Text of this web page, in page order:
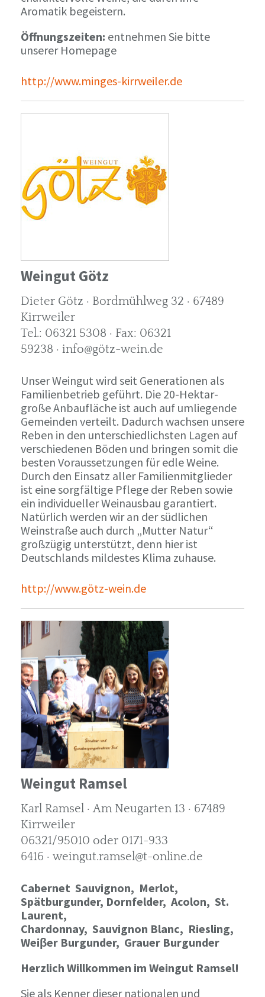
Aromatik begeistern.
Öffnungszeiten: entnehmen Sie bitte
unserer Homepage
http://www.minges-kirrweiler.de
Weingut Götz
Dieter Götz · Bordmühlweg 32 · 67489
Kirrweiler
Tel.: 06321 5308 · Fax: 06321
59238 · info@götz-wein.de
Unser Weingut wird seit Generationen als
Familienbetrieb geführt. Die 20-Hektar-
große Anbaufläche ist auch auf umliegende
Gemeinden verteilt. Dadurch wachsen unsere
Reben in den unterschiedlichsten Lagen auf
verschiedenen Böden und bringen somit die
besten Voraussetzungen für edle Weine.
Durch den Einsatz aller Familienmitglieder
ist eine sorgfältige Pflege der Reben sowie
ein individueller Weinausbau garantiert.
Natürlich werden wir an der südlichen
Weinstraße auch durch „Mutter Natur“
großzügig unterstützt, denn hier ist
Deutschlands mildestes Klima zuhause.
http://www.götz-wein.de
Weingut Ramsel
Karl Ramsel · Am Neugarten 13 · 67489
Kirrweiler
06321/95010 oder 0171-933
6416 · weingut.ramsel@t-online.de
Cabernet Sauvignon, Merlot,
Spätburgunder, Dornfelder, Acolon, St.
Laurent,
Chardonnay, Sauvignon Blanc, Riesling,
Weiβer Burgunder, Grauer Burgunder
Herzlich Willkommen im Weingut Ramsel!
Sie als Kenner dieser nationalen und